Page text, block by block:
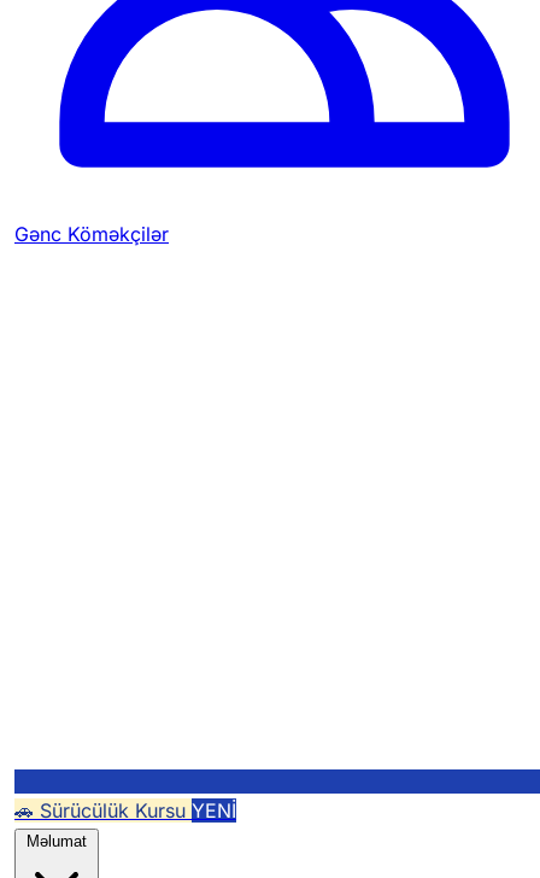
Gənc Köməkçilər
🚗 Sürücülük Kursu YENİ
Məlumat